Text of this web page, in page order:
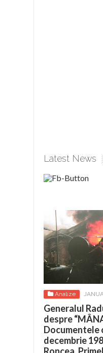
Latest News
Analize
Generalul
despre
Documentele
decembrie